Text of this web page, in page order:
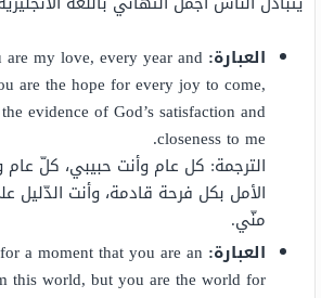
العبارة:
my love, every year and
are the hope for every joy to come,
evidence of God’s satisfaction and
closeness to me.
الترجمة: كل عام وأنت حبيبي، كلّ
الأمل بكل فرحة قادمة، وأنت الدّليل
منّي.
العبارة:
a moment that you are an
this world, but you are the world for